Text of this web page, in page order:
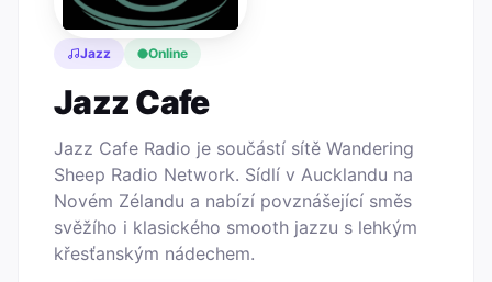
Jazz Online
Jazz Cafe
Jazz Cafe Radio je součástí sítě Wandering
Sheep Radio Network. Sídlí v Aucklandu na
Novém Zélandu a nabízí povznášející směs
svěžího i klasického smooth jazzu s lehkým
křesťanským nádechem.